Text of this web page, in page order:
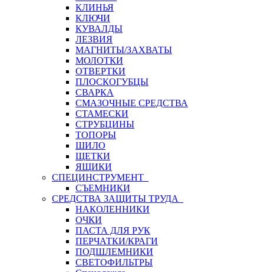
КЛИНЬЯ
КЛЮЧИ
КУВАЛДЫ
ЛЕЗВИЯ
МАГНИТЫ/ЗАХВАТЫ
МОЛОТКИ
ОТВЕРТКИ
ПЛОСКОГУБЦЫ
СВАРКА
СМАЗОЧНЫЕ СРЕДСТВА
СТАМЕСКИ
СТРУБЦИНЫ
ТОПОРЫ
ШИЛО
ЩЕТКИ
ЯЩИКИ
СПЕЦИНСТРУМЕНТ
СЪЕМНИКИ
СРЕДСТВА ЗАЩИТЫ ТРУДА
НАКОЛЕННИКИ
ОЧКИ
ПАСТА ДЛЯ РУК
ПЕРЧАТКИ/КРАГИ
ПОДШЛЕМНИКИ
СВЕТОФИЛЬТРЫ